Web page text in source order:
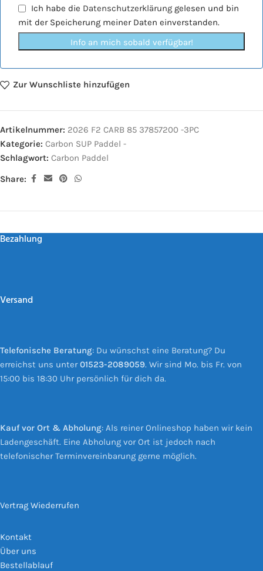
Ich habe die Datenschutzerklärung gelesen und bin
mit der Speicherung meiner Daten einverstanden.
Info an mich sobald verfügbar!
Zur Wunschliste hinzufügen
Artikelnummer: 2026 F2 CARB 85 37857200 -3PC
Kategorie: Carbon SUP Paddel -
Schlagwort: Carbon Paddel
Share:
Bezahlung
Versand
Telefonische Beratung: Du wünschst eine Beratung? Du
erreichst uns unter01523-2089059. Wir sind Mo. bis Fr. von
15:00 bis 18:30 Uhr persönlich für dich da.
Kauf vor Ort & Abholung: Als reiner Onlineshop haben wir kein
Ladengeschäft. Eine Abholung vor Ort ist jedoch nach
telefonischer Terminvereinbarung gerne möglich.
Vertrag Wiederrufen
Kontakt
Über uns
Bestellablauf